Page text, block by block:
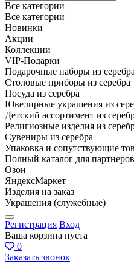
Все категории
Все категории
Новинки
Акции
Коллекции
VIP-Подарки
Подарочные наборы из серебра
Столовые приборы из серебра
Посуда из серебра
Ювелирные украшения из
Детский ассортимент из
Религиозные изделия из
Сувениры из серебра
Упаковка и сопутствующие
Полный каталог для партнеров
Озон
ЯндексМаркет
Изделия на заказ
Украшения (служебные)
Регистрация Вход
Ваша корзина пуста
0
Заказать звонок